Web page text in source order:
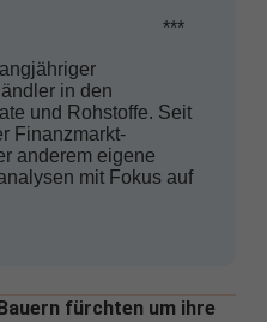
in den
und Rohstoffe. Seit
Finanzmarkt-
anderem eigene
mit Fokus auf
fürchten um ihre